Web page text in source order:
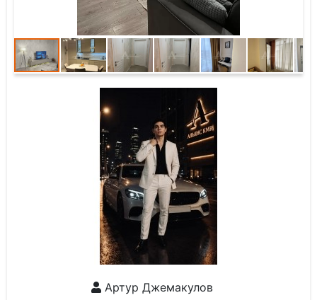
Артур Джемакулов